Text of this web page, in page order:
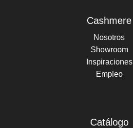
Cashmere
Nosotros
Showroom
Inspiraciones
Empleo
Catálogo